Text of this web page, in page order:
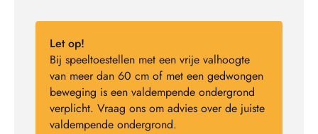
Let op!
Bij speeltoestellen met een vrije valhoogte
van meer dan 60 cm of met een gedwongen
beweging is een valdempende ondergrond
verplicht. Vraag ons om advies over de juiste
valdempende ondergrond.